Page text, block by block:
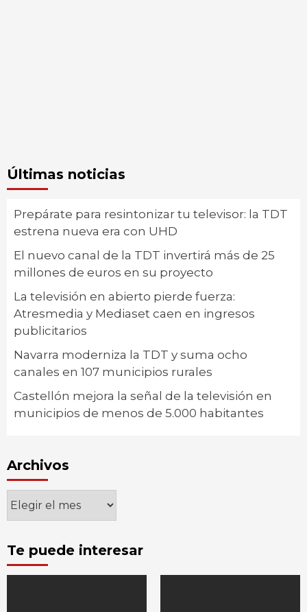
Últimas noticias
Prepárate para resintonizar tu televisor: la TDT
estrena nueva era con UHD
El nuevo canal de la TDT invertirá más de 25
millones de euros en su proyecto
La televisión en abierto pierde fuerza:
Atresmedia y Mediaset caen en ingresos
publicitarios
Navarra moderniza la TDT y suma ocho
canales en 107 municipios rurales
Castellón mejora la señal de la televisión en
municipios de menos de 5.000 habitantes
Archivos
Archivos
Te puede interesar